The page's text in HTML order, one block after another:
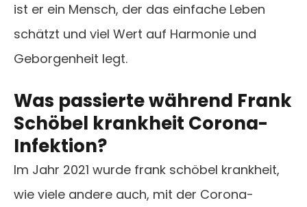
ist er ein Mensch, der das einfache Leben
schätzt und viel Wert auf Harmonie und
Geborgenheit legt.
Was passierte während Frank
Schöbel krankheit Corona-
Infektion?
Im Jahr 2021 wurde frank schöbel krankheit,
wie viele andere auch, mit der Corona-